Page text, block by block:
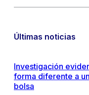
Últimas noticias
Investigación
forma diferente a
bolsa